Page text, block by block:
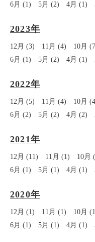
6月 (1)
5月 (2) 4月 (1)
2023年
12月 (3) 11月 (4) 10月
6月 (1)
5月 (2) 4月 (1)
2022年
12月 (5) 11月 (4) 10月
6月 (2)
5月 (2) 4月 (2)
2021年
12月 (11) 11月 (1) 10月
6月 (1)
5月 (1) 4月 (1)
2020年
12月 (1) 11月 (1) 10月
6月 (1)
5月 (1) 4月 (1)